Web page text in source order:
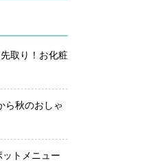
取り！お化粧
ら秋のおしゃ
ットメニュー